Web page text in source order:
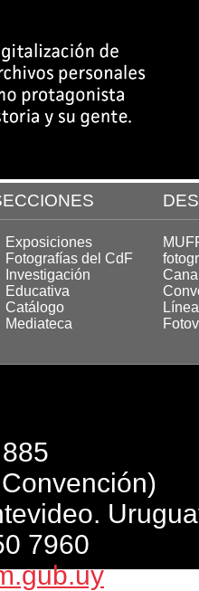
Exposiciones
Fotografías del CdF
Investigación
Educativa
Catálogo
Mediateca
7960